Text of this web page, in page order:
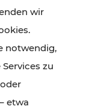
wir
notwendig,
zu
etwa